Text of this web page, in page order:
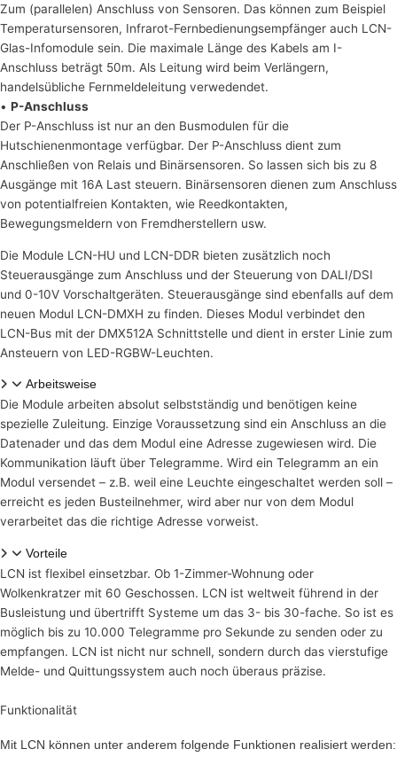
Zum (parallelen) Anschluss von Sensoren. Das können zum Beispiel
Temperatursensoren, Infrarot-Fernbedienungsempfänger auch LCN-
Glas-Infomodule sein. Die maximale Länge des Kabels am I-
Anschluss beträgt 50m. Als Leitung wird beim Verlängern,
handelsübliche Fernmeldeleitung verwedendet.
• P-Anschluss
Der P-Anschluss ist nur an den Busmodulen für die
Hutschienenmontage verfügbar. Der P-Anschluss dient zum
Anschließen von Relais und Binärsensoren. So lassen sich bis zu 8
Ausgänge mit 16A Last steuern. Binärsensoren dienen zum Anschluss
von potentialfreien Kontakten, wie Reedkontakten,
Bewegungsmeldern von Fremdherstellern usw.
Die Module LCN-HU und LCN-DDR bieten zusätzlich noch
Steuerausgänge zum Anschluss und der Steuerung von DALI/DSI
und 0-10V Vorschaltgeräten. Steuerausgänge sind ebenfalls auf dem
neuen Modul LCN-DMXH zu finden. Dieses Modul verbindet den
LCN-Bus mit der DMX512A Schnittstelle und dient in erster Linie zum
Ansteuern von LED-RGBW-Leuchten.
Arbeitsweise
Die Module arbeiten absolut selbstständig und benötigen keine
spezielle Zuleitung. Einzige Voraussetzung sind ein Anschluss an die
Datenader und das dem Modul eine Adresse zugewiesen wird. Die
Kommunikation läuft über Telegramme. Wird ein Telegramm an ein
Modul versendet – z.B. weil eine Leuchte eingeschaltet werden soll –
erreicht es jeden Busteilnehmer, wird aber nur von dem Modul
verarbeitet das die richtige Adresse vorweist.
Vorteile
LCN ist flexibel einsetzbar. Ob 1-Zimmer-Wohnung oder
Wolkenkratzer mit 60 Geschossen. LCN ist weltweit führend in der
Busleistung und übertrifft Systeme um das 3- bis 30-fache. So ist es
möglich bis zu 10.000 Telegramme pro Sekunde zu senden oder zu
empfangen. LCN ist nicht nur schnell, sondern durch das vierstufige
Melde- und Quittungssystem auch noch überaus präzise.
Funktionalität
Mit LCN können unter anderem folgende Funktionen realisiert werden: